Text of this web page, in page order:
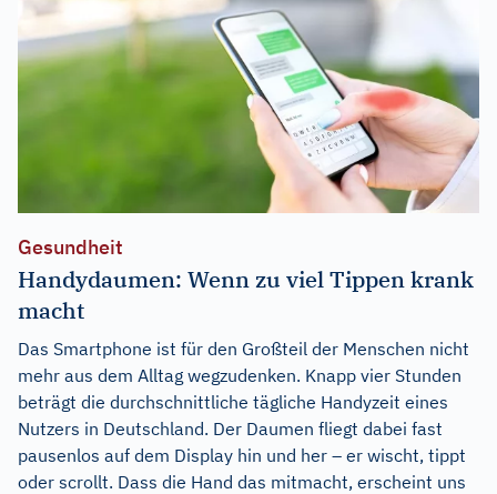
Gesundheit
Handydaumen: Wenn zu viel Tippen krank
macht
Das Smartphone ist für den Großteil der Menschen nicht
mehr aus dem Alltag wegzudenken. Knapp vier Stunden
beträgt die durchschnittliche tägliche Handyzeit eines
Nutzers in Deutschland. Der Daumen fliegt dabei fast
pausenlos auf dem Display hin und her – er wischt, tippt
oder scrollt. Dass die Hand das mitmacht, erscheint uns